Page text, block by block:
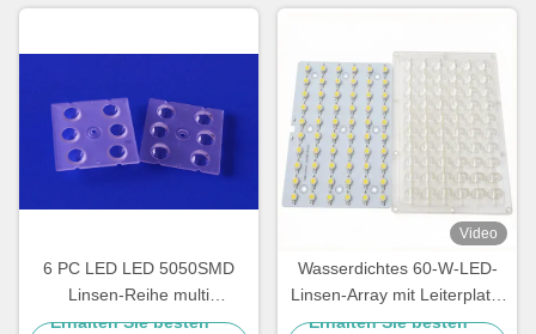
6 PC LED LED 5050SMD
Linsen-Reihe multi
Linsenreihe 90-Grad-des
Erhalten Sie besten
Video
Wasserdichtes 60-W-LED-
Linsen-Array mit Leiterplatte
für Flutlicht-, Hochregal- und
Erhalten Sie besten